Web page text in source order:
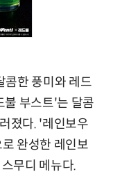
콤한 풍미와 레드
불 부스트'는 달콤
졌다. '레인보우
완성한 레인보
무디 메뉴다.